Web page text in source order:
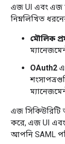
এজ UI এবং এজ
নিম্নলিখিত
মৌলিক
OAuth2
এজ সিকিউরিটি
করে, এজ UI এবং
আপনি SAML